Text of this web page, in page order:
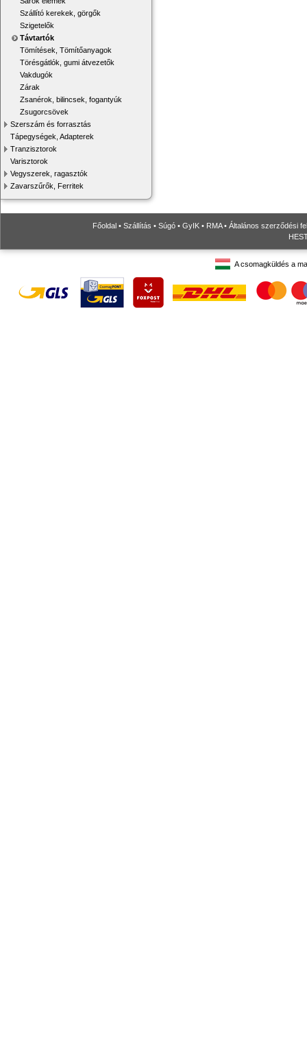
Szállító kerekek, görgők
Szigetelők
Távtartók
Tömítések, Tömítőanyagok
Törésgátlók, gumi átvezetők
Vakdugók
Zárak
Zsanérok, bilincsek, fogantyúk
Zsugorcsövek
Szerszám és forrasztás
Tápegységek, Adapterek
Tranzisztorok
Varisztorok
Vegyszerek, ragasztók
Zavarszűrők, Ferritek
Főoldal • Szállítás • Súgó • GyIK • RMA• Általános szerződési
A csomagküldés a